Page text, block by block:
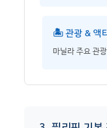
🏝️ 관광 & 액
마닐라 주요 관